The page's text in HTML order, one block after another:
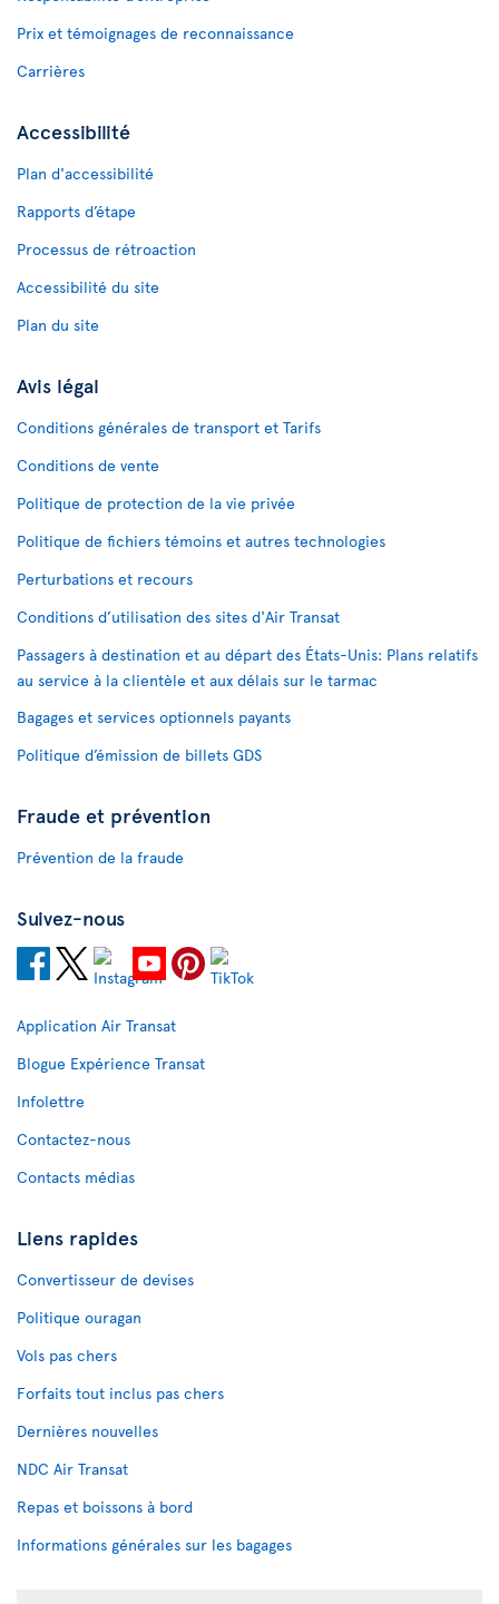
Prix et témoignages de reconnaissance
Carrières
Accessibilité
Plan d'accessibilité
Rapports d’étape
Processus de rétroaction
Accessibilité du site
Plan du site
Avis légal
Conditions générales de transport et Tarifs
Conditions de vente
Politique de protection de la vie privée
Politique de fichiers témoins et autres technologies
Perturbations et recours
Conditions d’utilisation des sites d'Air Transat
Passagers à destination et au départ des États-Unis: Plans relatifs
au service à la clientèle et aux délais sur le tarmac
Bagages et services optionnels payants
Politique d’émission de billets GDS
Fraude et prévention
Prévention de la fraude
Suivez-nous
Application Air Transat
Blogue Expérience Transat
Infolettre
Contactez-nous
Contacts médias
Liens rapides
Convertisseur de devises
Politique ouragan
Vols pas chers
Forfaits tout inclus pas chers
Dernières nouvelles
NDC Air Transat
Repas et boissons à bord
Informations générales sur les bagages